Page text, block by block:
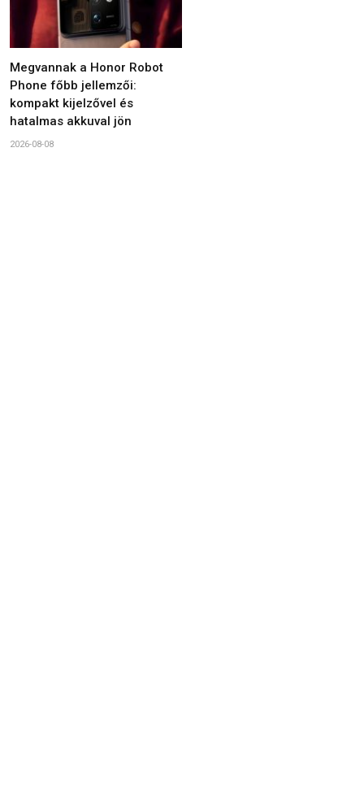
Megvannak a Honor Robot
Phone főbb jellemzői:
kompakt kijelzővel és
hatalmas akkuval jön
2026-08-08